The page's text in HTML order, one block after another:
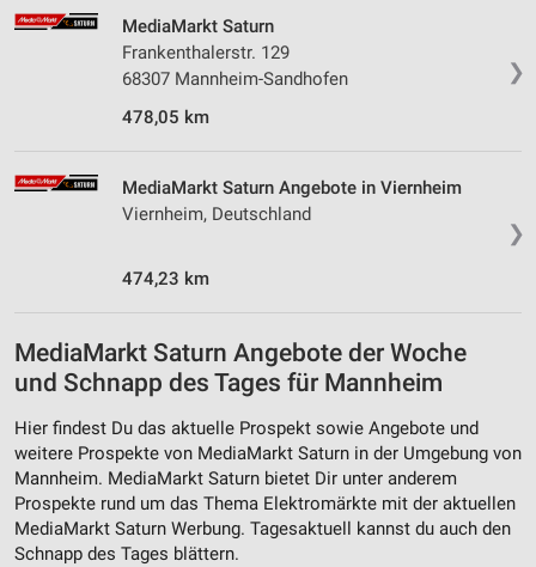
❯
MediaMarkt Saturn
Frankenthalerstr. 129
68307 Mannheim-Sandhofen
478,05 km
❯
MediaMarkt Saturn Angebote in Viernheim
Viernheim, Deutschland
474,23 km
MediaMarkt Saturn Angebote der Woche
und Schnapp des Tages für Mannheim
Hier findest Du das aktuelle Prospekt sowie Angebote und
weitere Prospekte von MediaMarkt Saturn in der Umgebung von
Mannheim. MediaMarkt Saturn bietet Dir unter anderem
Prospekte rund um das Thema Elektromärkte mit der aktuellen
MediaMarkt Saturn Werbung. Tagesaktuell kannst du auch den
Schnapp des Tages blättern.
Messung der Performance von Inhalten
Analyse von Zielgruppen durch Statistiken oder
Kombinationen von Daten aus verschiedenen
Verwendung reduzierter Daten zur Auswahl von
Geräte anhand von aktiv angeforderten
Informationen identifizieren
Notwendig
Performance
Funktional